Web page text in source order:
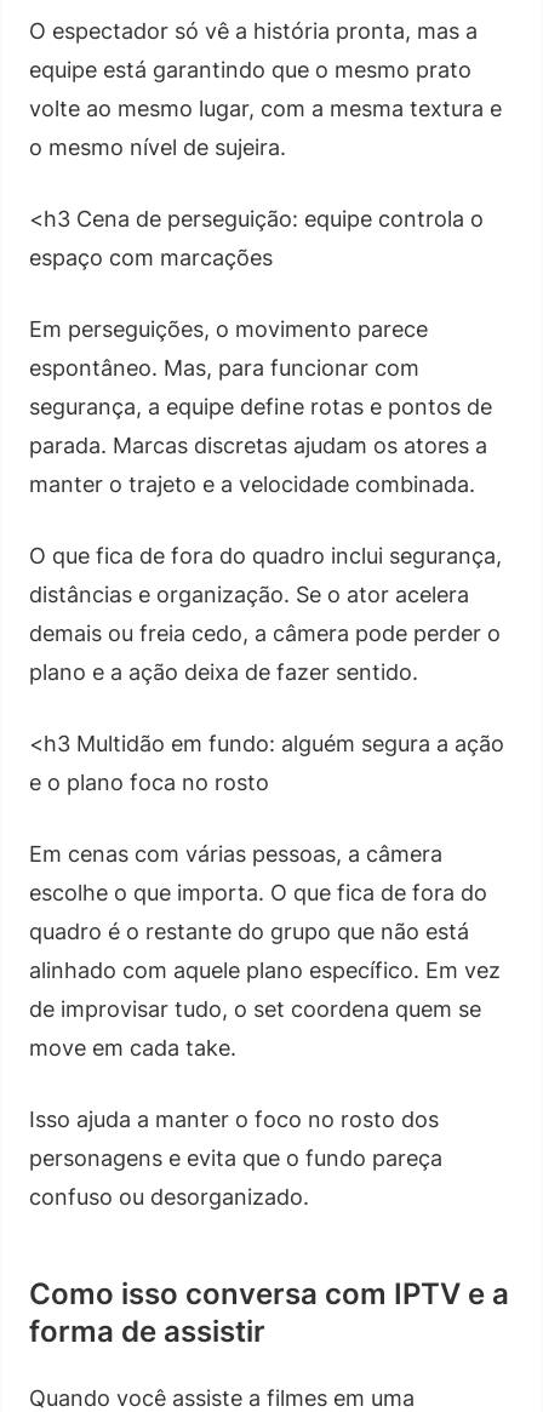
O espectador só vê a história pronta, mas a
equipe está garantindo que o mesmo prato
volte ao mesmo lugar, com a mesma textura e
o mesmo nível de sujeira.
<h3 Cena de perseguição: equipe controla o
espaço com marcações
Em perseguições, o movimento parece
espontâneo. Mas, para funcionar com
segurança, a equipe define rotas e pontos de
parada. Marcas discretas ajudam os atores a
manter o trajeto e a velocidade combinada.
O que fica de fora do quadro inclui segurança,
distâncias e organização. Se o ator acelera
demais ou freia cedo, a câmera pode perder o
plano e a ação deixa de fazer sentido.
<h3 Multidão em fundo: alguém segura a ação
e o plano foca no rosto
Em cenas com várias pessoas, a câmera
escolhe o que importa. O que fica de fora do
quadro é o restante do grupo que não está
alinhado com aquele plano específico. Em vez
de improvisar tudo, o set coordena quem se
move em cada take.
Isso ajuda a manter o foco no rosto dos
personagens e evita que o fundo pareça
confuso ou desorganizado.
Como isso conversa com IPTV e a
forma de assistir
Quando você assiste a filmes em uma